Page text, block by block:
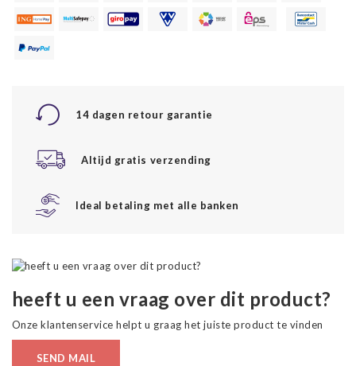
14 dagen retour garantie
Altijd gratis verzending
Ideal betaling met alle banken
heeft u een vraag over dit product?
Onze klantenservice helpt u graag het juiste product te vinden
SEND MAIL